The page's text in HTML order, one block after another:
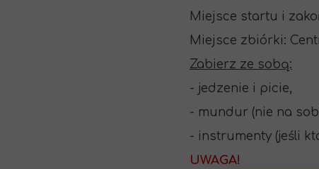
Miejsce startu i
Miejsce zbiórki:
Zabierz ze sobą:
- jedzenie i picie,
- mundur (nie na
- instrumenty (jeśli
UWAGA!